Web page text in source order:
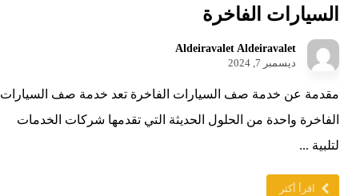
السيارات الفاخرة
Aldeiravalet Aldeiravalet
ديسمبر 7, 2024
مقدمة عن خدمة صف السيارات الفاخرة تعد خدمة صف السيارات
الفاخرة واحدة من الحلول الحديثة التي تقدمها شركات الخدمات
لتلبية ...
اقرأ أكثر